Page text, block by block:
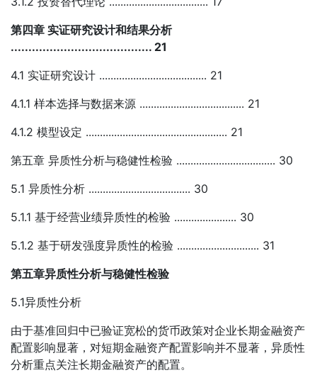
第四章 实证研究设计和结果分析
........................................ 21
4.1 实证研究设计 ...................................... 21
4.1.1 样本选择与数据来源 ..................................... 21
4.1.2 模型设定 .................................................. 21
第五章 异质性分析与稳健性检验 ................................... 30
5.1 异质性分析 .................................... 30
5.1.1 基于经营业绩异质性的检验 ...................... 30
5.1.2 基于研发强度异质性的检验 ............................. 31
第五章异质性分析与稳健性检验
5.1异质性分析
由于基准回归中已验证宽松的货币政策对企业长期金融资产
配置影响显著，对短期金融资产配置影响并不显著，异质性
分析重点关注长期金融资产的配置。